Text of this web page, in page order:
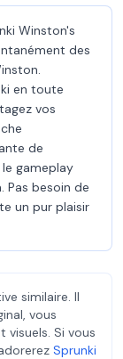
Winston's
des
en toute
vos
de
gameplay
besoin de
un pur plaisir
similaire. Il
vous
Si vous
Sprunki